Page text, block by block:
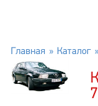
Главная Каталог